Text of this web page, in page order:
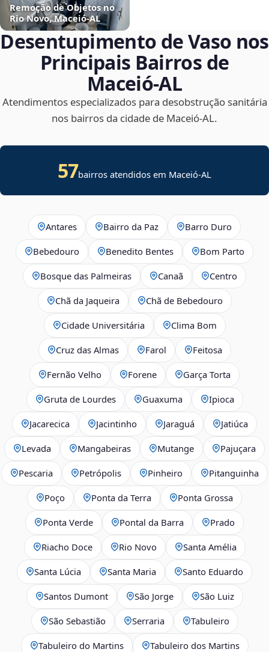
Remoção de Objetos no
Rio Novo, Maceió‑AL
Desentupimento de Vaso nos
Principais Bairros de
Maceió‑AL
Atendimentos especializados para desobstrução sanitária
nos bairros da cidade de Maceió‑AL.
57bairros atendidos em Maceió-AL
Antares Bairro da Paz Barro Duro
Bebedouro Benedito Bentes Bom Parto
Bosque das Palmeiras Canaã Centro
Chã da Jaqueira Chã de Bebedouro
Cidade Universitária Clima Bom
Cruz das Almas Farol Feitosa
Fernão Velho Forene Garça Torta
Gruta de Lourdes Guaxuma Ipioca
Jacarecica Jacintinho Jaraguá Jatiúca
Levada Mangabeiras Mutange Pajuçara
Pescaria Petrópolis Pinheiro Pitanguinha
Poço Ponta da Terra Ponta Grossa
Ponta Verde Pontal da Barra Prado
Riacho Doce Rio Novo Santa Amélia
Santa Lúcia Santa Maria Santo Eduardo
Santos Dumont São Jorge São Luiz
São Sebastião Serraria Tabuleiro
Tabuleiro do Martins Tabuleiro dos Martins